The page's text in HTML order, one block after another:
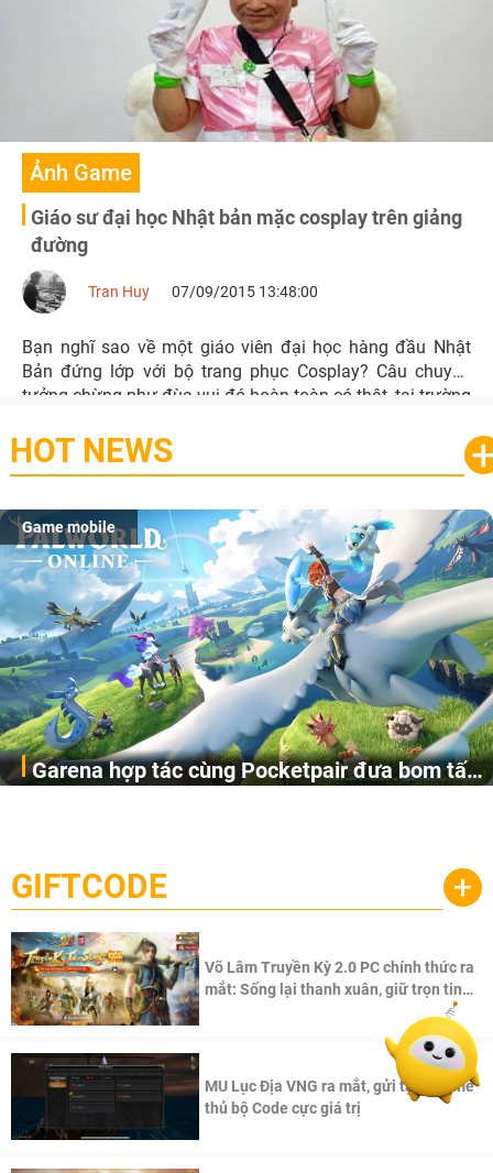
Ảnh Game
Giáo sư đại học Nhật bản mặc cosplay trên giảng
đường
Tran Huy 07/09/2015 13:48:00
Bạn nghĩ sao về một giáo viên đại học hàng đầu Nhật
Bản đứng lớp với bộ trang phục Cosplay? Câu chuyện
tưởng chừng như đùa vui đó hoàn toàn có thật, tại trường
giáo sư Sugiura đứng lớp giảng dạy trong bộ trang phục
Cosplay.
HOT NEWS
Game mobile
Garena hợp tác cùng Pocketpair đưa bom tấn
cầu, theo giấy phép chính thức từ công ty game Nhật Bản
Pocketpair, Inc.
GIFTCODE +
Võ Lâm Truyền Kỳ 2.0 PC chính thức ra
mắt: Sống lại thanh xuân, giữ trọn tinh
MU Lục Địa VNG ra mắt, gửi tặng game
thủ bộ Code cực giá trị